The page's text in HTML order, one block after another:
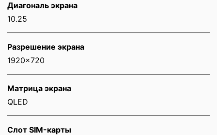
Диагональ экрана
10.25
Разрешение экрана
1920x720
Матрица экрана
QLED
Слот SIM-карты